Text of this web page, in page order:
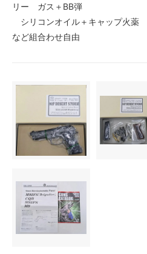
リー ガス＋BB弾
シリコンオイル＋キャップ火薬
など組合わせ自由